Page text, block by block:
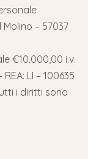
Molino – 57037
€10.000,00 i.v.
LI – 100635
i diritti sono